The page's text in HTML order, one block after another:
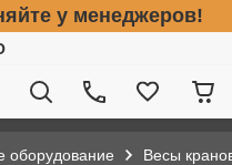
у менеджеров!
оборудование Весы